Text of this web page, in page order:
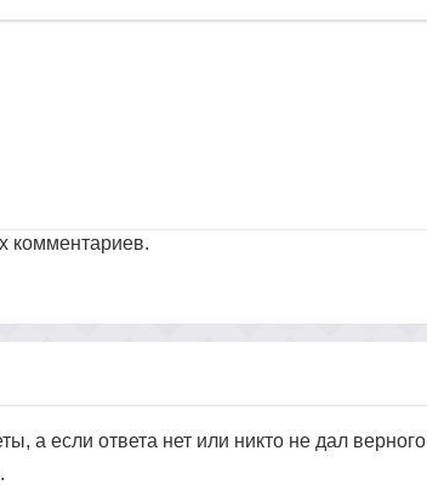
комментариев.
а если ответа нет или никто не дал верного